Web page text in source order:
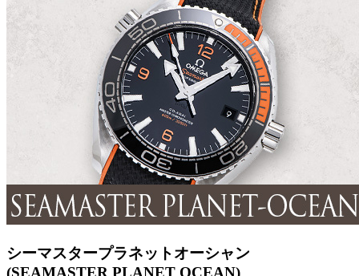
シーマスタープラネットオーシャン
(SEAMASTER PLANET OCEAN)